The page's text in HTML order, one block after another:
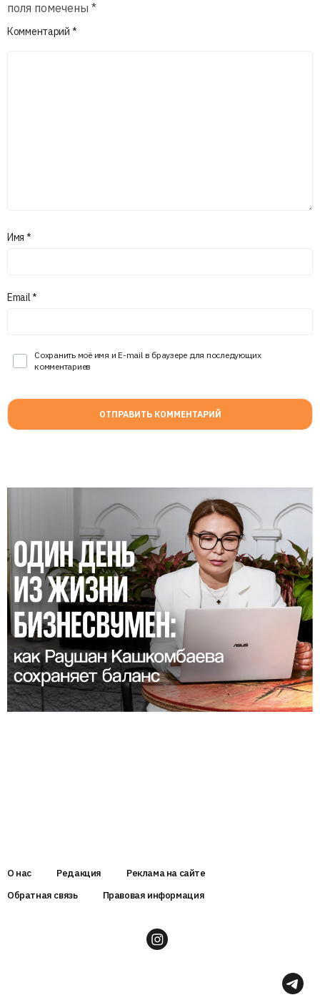
поля помечены *
Комментарий *
Имя *
Email*
Сохранить моё имя и E-mail в браузере для последующих
комментариев
О нас Редакция
Реклама на сайте
Обратная связь
Правовая информация